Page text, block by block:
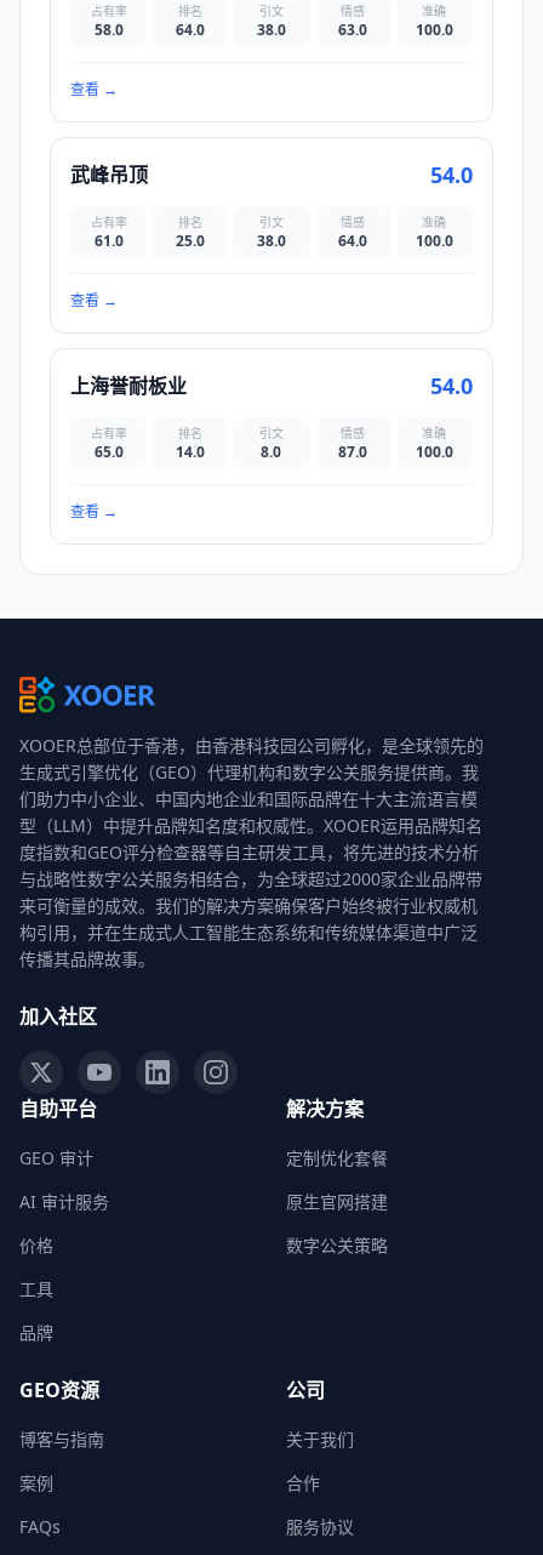
占有率
58.0
排名
64.0
引文
38.0
情感
63.0
准确
100.0
查看 →
武峰吊顶 54.0
占有率
61.0
排名
25.0
引文
38.0
情感
64.0
准确
100.0
查看 →
上海誉耐板业 54.0
占有率
65.0
排名
14.0
引文
8.0
情感
87.0
准确
100.0
查看 →
XOOER总部位于香港，由香港科技园公司孵化，是全球领先的
生成式引擎优化（GEO）代理机构和数字公关服务提供商。我
们助力中小企业、中国内地企业和国际品牌在十大主流语言模
型（LLM）中提升品牌知名度和权威性。XOOER运用品牌知名
度指数和GEO评分检查器等自主研发工具，将先进的技术分析
与战略性数字公关服务相结合，为全球超过2000家企业品牌带
来可衡量的成效。我们的解决方案确保客户始终被行业权威机
构引用，并在生成式人工智能生态系统和传统媒体渠道中广泛
传播其品牌故事。
加入社区
自助平台
GEO 审计
AI 审计服务
价格
工具
品牌
解决方案
定制优化套餐
原生官网搭建
数字公关策略
GEO资源
博客与指南
案例
FAQs
公司
关于我们
合作
服务协议